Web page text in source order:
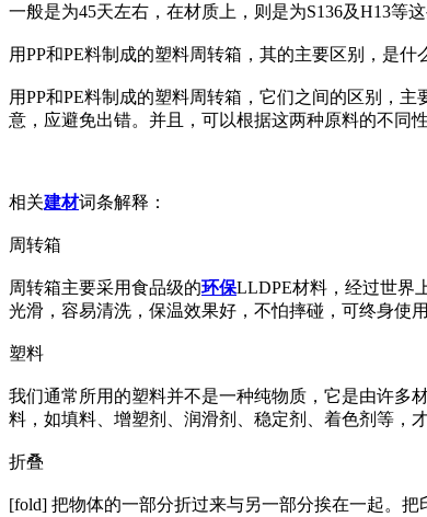
一般是为45天左右，在材质上，则是为S136及H13等这
用PP和PE料制成的塑料周转箱，其的主要区别，是什
用PP和PE料制成的塑料周转箱，它们之间的区别，
意，应避免出错。并且，可以根据这两种原料的不同
相关建材词条解释：
周转箱
周转箱主要采用食品级的环保LLDPE材料，经过世界
光滑，容易清洗，保温效果好，不怕摔碰，可终身使
塑料
我们通常所用的塑料并不是一种纯物质，它是由许多
料，如填料、增塑剂、润滑剂、稳定剂、着色剂等，
折叠
[fold] 把物体的一部分折过来与另一部分挨在一起。把